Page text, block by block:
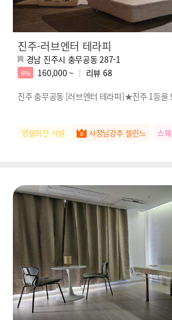
진주-러브엔터 테라피
경남 진주시 충무공동 287-1
6% 160,000 ~ 리뷰 68
진주 충무공동 [러브엔터 테라피]★진주 1등
명불허전 샤넬 사장님강추 셀린느 스